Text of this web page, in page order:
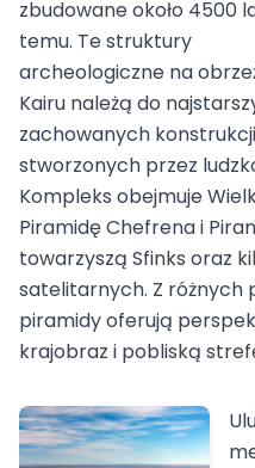
zbudowane około 4500
temu. Te struktury
archeologiczne na
Kairu należą do
zachowanych konstrukcji
stworzonych przez
Kompleks obejmuje
Piramidę Chefrena i
towarzyszą Sfinks oraz
satelitarnych. Z różnych
piramidy oferują
krajobraz i pobliską